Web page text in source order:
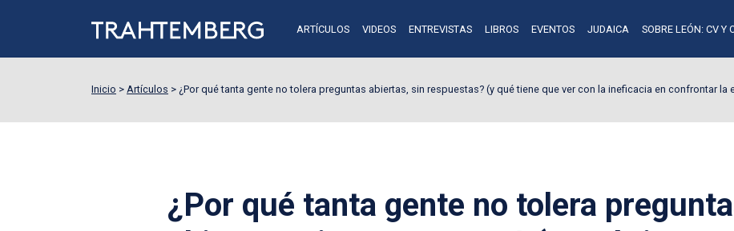
ARTÍCULOS VIDEOS ENTREVISTAS LIBROS EVENTOS JUDAICA SOBRE LEÓN: CV Y
Inicio > Artículos > ¿Por qué tanta gente no tolera preguntas abiertas, sin respuestas? (y qué tiene que ver con la ineficacia en confrontar la
¿Por qué tanta gente no tolera